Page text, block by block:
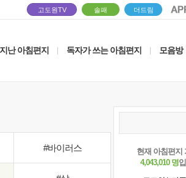
고도원TV 솔패 더드림
지난 아침편지 독자가 쓰는 아침편지 모음방
#바이러스
현재 아침편지
4,043,010 명